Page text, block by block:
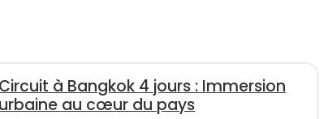
Circuit à Bangkok 4 jours : Immersion
urbaine au cœur du pays